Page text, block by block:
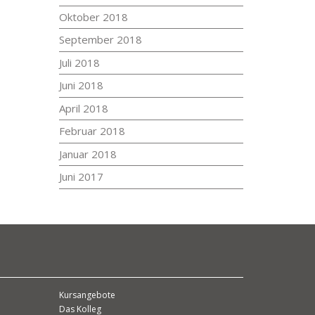
Oktober 2018
September 2018
Juli 2018
Juni 2018
April 2018
Februar 2018
Januar 2018
Juni 2017
Kursangebote
Das Kolleg